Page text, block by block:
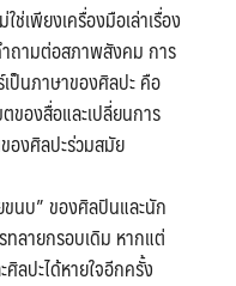
เพียงเครื่องมือเล่าเรื่อง
ถามต่อสภาพสังคม การ
ป็นภาษาของศิลปะ คือ
ของสื่อและเปลี่ยนการ
องศิลปะร่วมสมัย
ขนบ” ของศิลปินและนัก
ลายกรอบเดิม หากแต่
ลปะได้หายใจอีกครั้ง